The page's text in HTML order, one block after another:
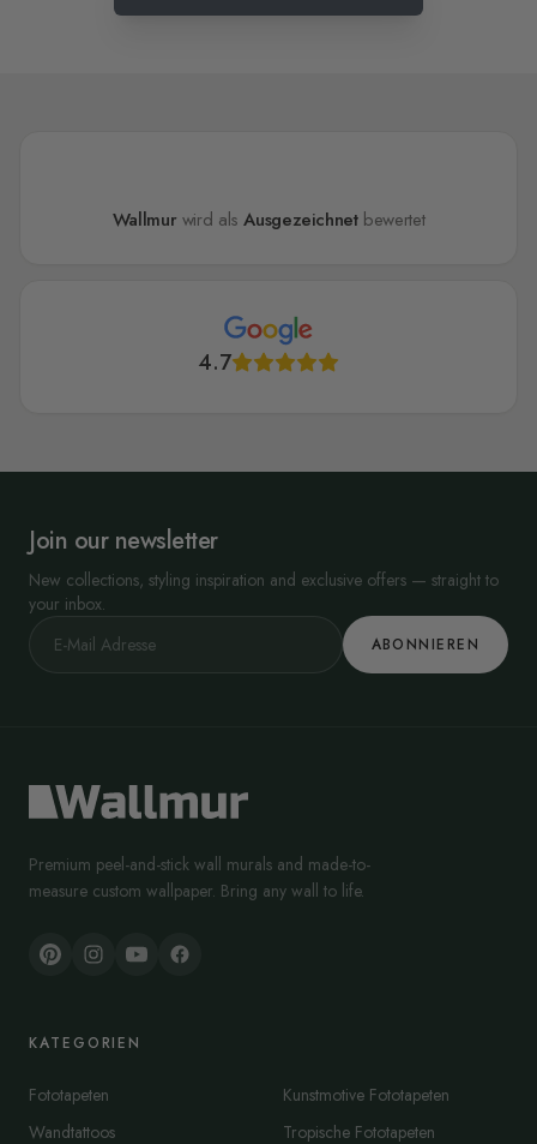
Wallmur wird alsAusgezeichnetbewertet
4.7
Join our newsletter
New collections, styling inspiration and exclusive offers — straight to
your inbox.
ABONNIEREN
Premium peel-and-stick wall murals and made-to-
measure custom wallpaper. Bring any wall to life.
KATEGORIEN
Fototapeten
Wandtattoos
Kunstmotive Fototapeten
Tropische Fototapeten